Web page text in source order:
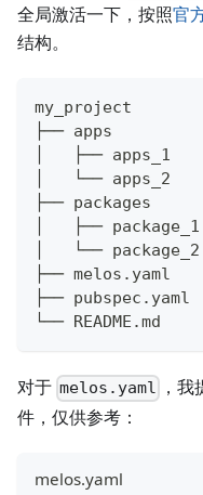
全局激活一下，按照官
结构。
my_project
├── apps
│   ├── apps_1
│   └── apps_2
├── packages
│   ├── package_1
│   └── package_2
├── melos.yaml
├── pubspec.yaml
└── README.md
对于 melos.yaml
，
件，仅供参考：
melos.yaml